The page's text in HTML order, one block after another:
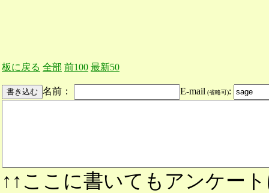
板に戻る 全部 前100 最新50
名前： E-mail (省略可):
↑↑ここに書いてもアンケー